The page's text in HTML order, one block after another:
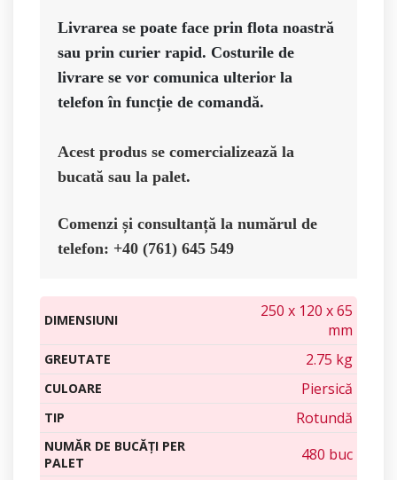
Livrarea se poate face prin flota noastră
sau prin curier rapid. Costurile de
livrare se vor comunica ulterior la
Acest produs se comercializează la
bucată sau la palet.
Comenzi și consultanță la numărul de
telefon: +40 (761) 645 549
DIMENSIUNI
250 x 120 x 65
mm
GREUTATE 2.75 kg
CULOARE Piersică
TIP Rotundă
NUMĂR DE BUCĂȚI PER
PALET
480 buc